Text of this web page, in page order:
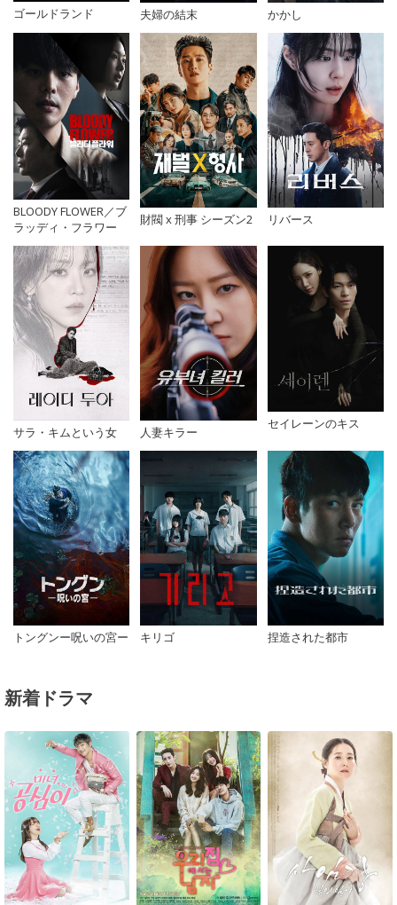
ゴールドランド 夫婦の結末 かかし
BLOODY FLOWER／ブ
ラッディ・フラワー
財閥 x 刑事 シーズン2 リバース
サラ・キムという女 人妻キラー
セイレーンのキス
トングンー呪いの宮ー キリゴ 捏造された都市
新着ドラマ